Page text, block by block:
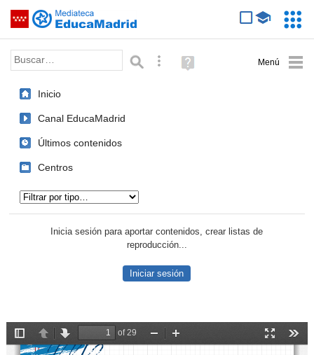
Saltar navegación
Palabra o frase: Búsqueda avanzada
Ayuda
(en
Inicio
Canal EducaMadrid
Últimos contenidos
Centros
Inicia sesión para aportar contenidos, crear listas de
reproducción...
Iniciar sesión